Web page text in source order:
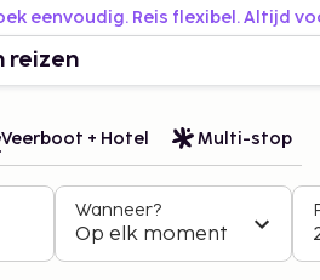
eenvoudig. Reis flexibel. Altijd
reizen
Veerboot + Hotel Multi-stop
Wanneer?
Op elk moment